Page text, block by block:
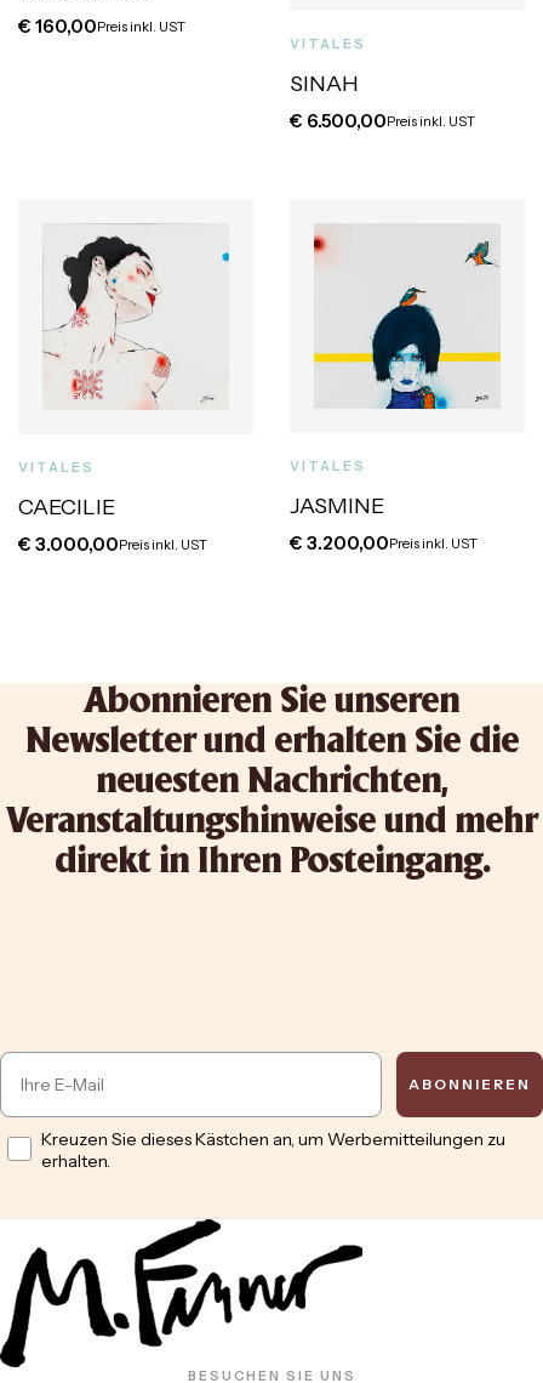
€ 160,00Preis inkl. UST
VITALES
SINAH
€ 6.500,00Preis inkl. UST
VITALES
CAECILIE
€ 3.000,00Preis inkl. UST
VITALES
JASMINE
€ 3.200,00Preis inkl. UST
Abonnieren Sie unseren
Newsletter und erhalten Sie die
neuesten Nachrichten,
Veranstaltungshinweise und mehr
direkt in Ihren Posteingang.
Email
ABONNIEREN
Opt inKreuzen Sie dieses Kästchen an, um Werbemitteilungen zu
erhalten.
BESUCHEN SIE UNS